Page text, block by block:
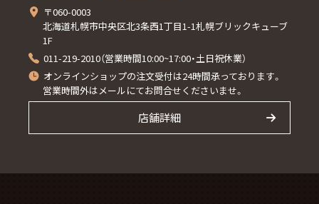
〒060-0003
北海道札幌市中央区北3条西1丁目1-1札幌ブリックキューブ
1F
011-219-2010（営業時間10:00~17:00・土日祝休業）
オンラインショップの注文受付は24時間承っております。
営業時間外はメールにてお問合せくださいませ。
店舗詳細